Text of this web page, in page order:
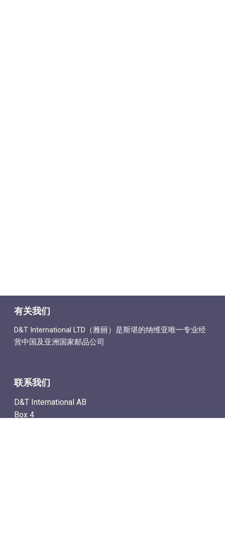
有关我们
D&T International LTD（雅丽）是斯堪的纳维亚唯一专业经
营中国及亚洲国家邮品公司
联系我们
D&T International AB
Box 4